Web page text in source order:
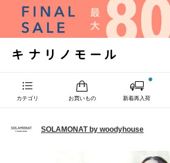
カテゴリ お買いもの 新着再入荷
SOLAMONAT by woodyhouse